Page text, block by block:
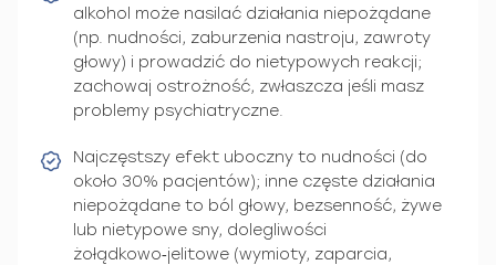
alkohol może nasilać działania niepożądane
(np. nudności, zaburzenia nastroju, zawroty
głowy) i prowadzić do nietypowych reakcji;
zachowaj ostrożność, zwłaszcza jeśli masz
problemy psychiatryczne.
Najczęstszy efekt uboczny to nudności (do
około 30% pacjentów); inne częste działania
niepożądane to ból głowy, bezsenność, żywe
lub nietypowe sny, dolegliwości
żołądkowo‑jelitowe (wymioty, zaparcia,